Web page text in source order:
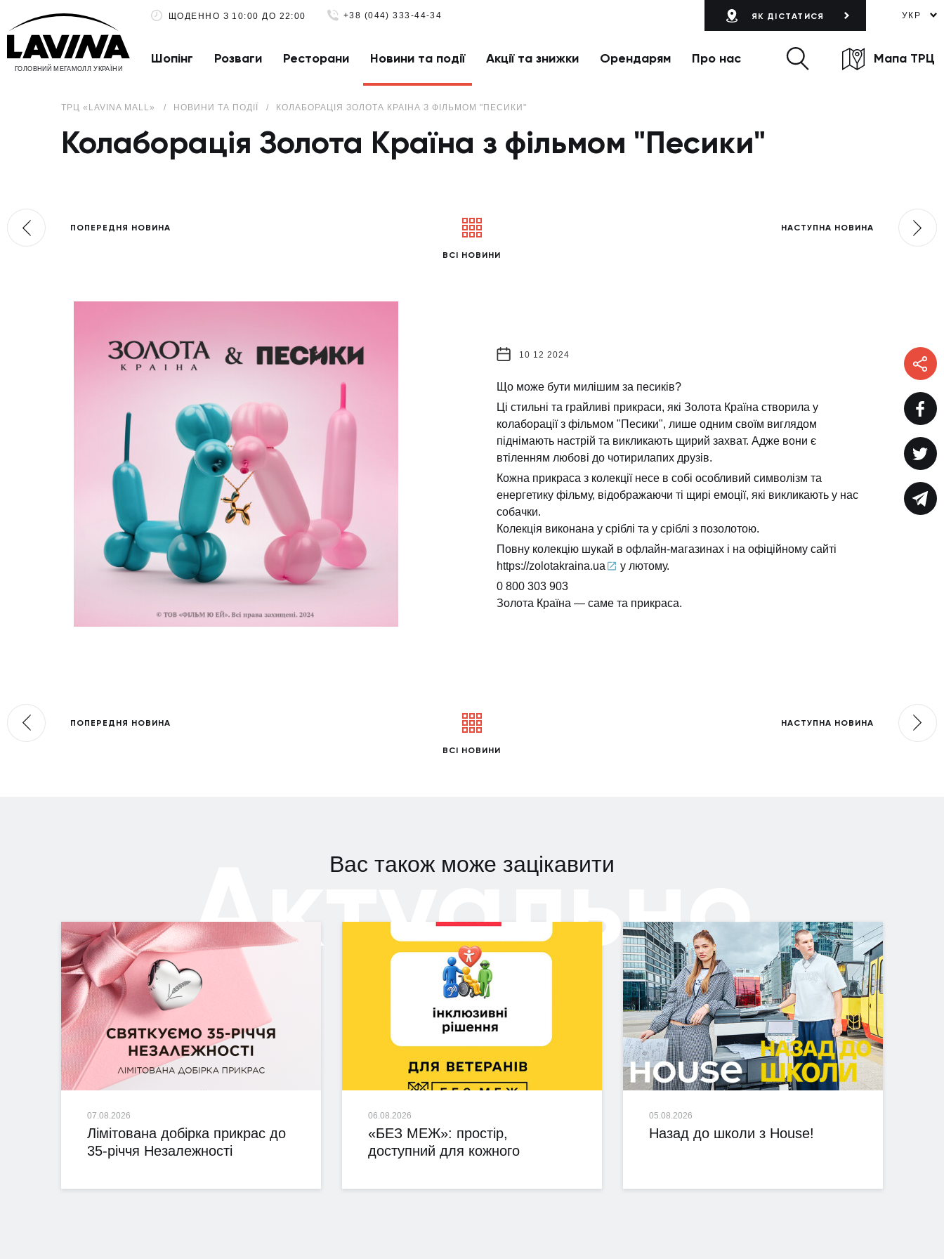
ГОЛОВНИЙ МЕГАМОЛЛ УКРАЇНИ
ЩОДЕННО З 10:00 ДО 22:00 +38 (044) 333-44-34 ЯК ДІСТАТИСЯ УКР
Шопінг Розваги Ресторани Новини та події Акції та знижки Орендарям Про нас Мапа ТРЦ
ТРЦ «LAVINA MALL» НОВИНИ ТА ПОДІЇ КОЛАБОРАЦІЯ ЗОЛОТА КРАЇНА З ФІЛЬМОМ "ПЕСИКИ"
Колаборація Золота Країна з фільмом "Песики"
ПОПЕРЕДНЯ НОВИНА
ВСІ НОВИНИ
НАСТУПНА НОВИНА
10 12 2024
Що може бути милішим за песиків?
Ці стильні та грайливі прикраси, які Золота Країна створила у
колаборації з фільмом "Песики", лише одним своїм виглядом
піднімають настрій та викликають щирий захват. Адже вони є
втіленням любові до чотирилапих друзів.
Кожна прикраса з колекції несе в собі особливий символізм та
енергетику фільму, відображаючи ті щирі емоції, які викликають у нас
собачки.
Колекція виконана у сріблі та у сріблі з позолотою.
Повну колекцію шукай в офлайн-магазинах і на офіційному сайті
https://zolotakraina.ua
у лютому.
0 800 303 903
Золота Країна — саме та прикраса.
ПОПЕРЕДНЯ НОВИНА
ВСІ НОВИНИ
НАСТУПНА НОВИНА
Вас також може зацікавити
Актуально
07.08.2026
Лімітована добірка прикрас до
35-річчя Незалежності
06.08.2026
«БЕЗ МЕЖ»: простір,
доступний для кожного
05.08.2026
Назад до школи з House!